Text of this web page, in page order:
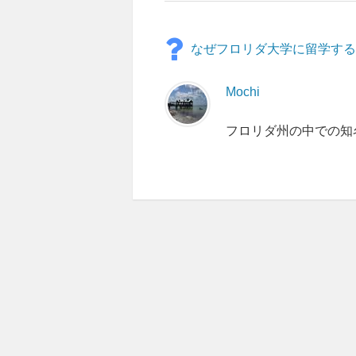
なぜフロリダ大学に留学す
Mochi
フロリダ州の中での